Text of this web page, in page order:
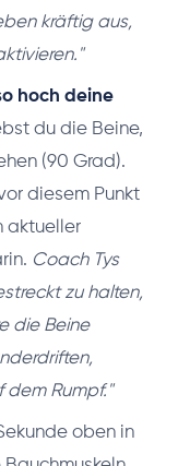
kräftig aus,
hoch deine
du die Beine,
(90 Grad).
diesem Punkt
aktueller
Coach Tys
zu halten,
die Beine
Rumpf."
oben in